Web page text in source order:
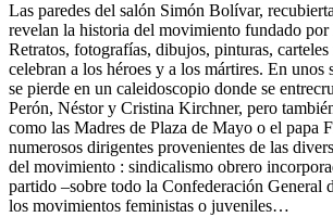
Las paredes del salón Simón Bolívar,
revelan la historia del movimiento fundado por
Retratos, fotografías, dibujos, pinturas,
celebran a los héroes y a los mártires. En unos
se pierde en un caleidoscopio donde se
Perón, Néstor y Cristina Kirchner, pero
como las Madres de Plaza de Mayo o el papa
numerosos dirigentes provenientes de las
del movimiento : sindicalismo obrero
partido –sobre todo la Confederación General
los movimientos feministas o juveniles…